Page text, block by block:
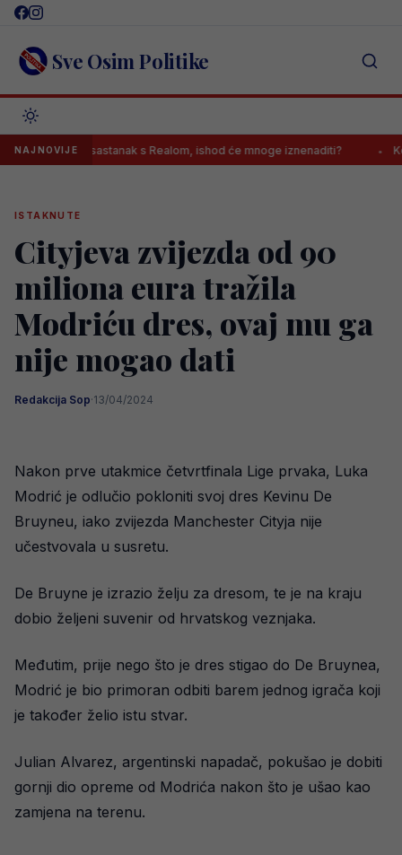
Skip
content Sve Osim Politike
NAJNOVIJE
završio sastanak s Realom, ishod će mnoge iznenaditi?
ISTAKNUTE
Cityjeva zvijezda od 90
miliona eura tražila
Modriću dres, ovaj mu ga
nije mogao dati
Redakcija Sop·13/04/2024
Nakon prve utakmice četvrtfinala Lige prvaka, Luka
Modrić je odlučio pokloniti svoj dres Kevinu De
Bruyneu, iako zvijezda Manchester Cityja nije
učestvovala u susretu.
De Bruyne je izrazio želju za dresom, te je na kraju
dobio željeni suvenir od hrvatskog veznjaka.
Međutim, prije nego što je dres stigao do De Bruynea,
Modrić je bio primoran odbiti barem jednog igrača koji
je također želio istu stvar.
Julian Alvarez, argentinski napadač, pokušao je dobiti
gornji dio opreme od Modrića nakon što je ušao kao
zamjena na terenu.